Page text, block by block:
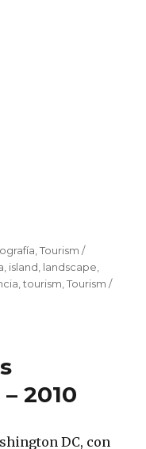
,Tourism /
island landscape
,tourism ,Tourism /
2010
DC, con